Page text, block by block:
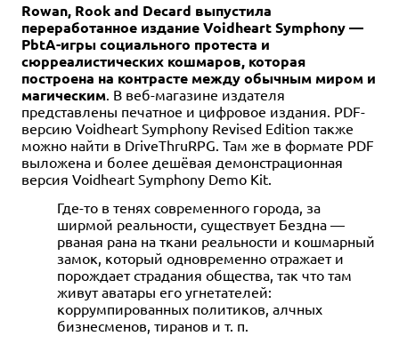
Pathfinder. НРИ. Вторая
редакция. Основная книга
ведущего
3 отзыва
4 990 ₽
Купить
Pathfinder. НРИ. Вторая
редакция. Основной
бестиарий
3 отзыва
4 990 ₽
Pathfinder. НРИ. Вторая
редакция. Ширма для
основной книги ведущего
1 490 ₽
Купить
Pathfinder. НРИ. Вторая
редакция. Основной
бестиарий: Набор фишек
2 отзыва
4 990 ₽
Rowan, Rook and Decard выпустила
переработанное издание Voidheart Symphony —
PbtA-игры социального протеста и
сюрреалистических кошмаров, которая
построена на контрасте между обычным миром и
магическим. В веб-магазине издателя
представлены печатное и цифровое издания. PDF-
версию Voidheart Symphony Revised Edition также
можно найти в DriveThruRPG. Там же в формате PDF
выложена и более дешёвая демонстрационная
версия Voidheart Symphony Demo Kit.
Где-то в тенях современного города, за
ширмой реальности, существует Бездна —
рваная рана на ткани реальности и кошмарный
замок, который одновременно отражает и
порождает страдания общества, так что там
живут аватары его угнетателей:
коррумпированных политиков, алчных
бизнесменов, тиранов и т. п.